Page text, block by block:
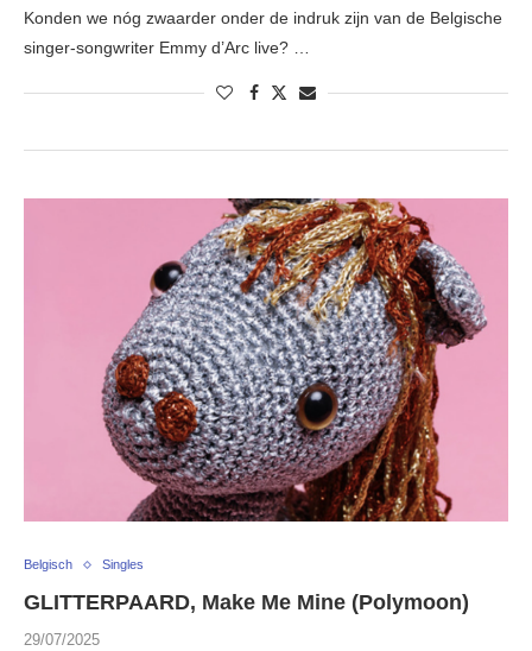
Konden we nóg zwaarder onder de indruk zijn van de Belgische
singer-songwriter Emmy d’Arc live? …
Belgisch Singles
GLITTERPAARD, Make Me Mine (Polymoon)
29/07/2025